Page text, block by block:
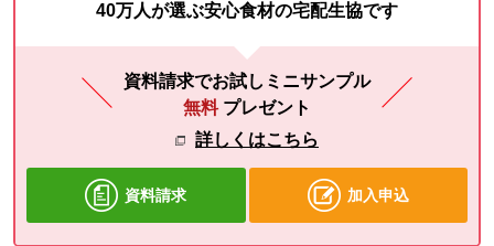
40万人が選ぶ安心食材の宅配生協です
資料請求でお試しミニサンプル
無料 プレゼント
詳しくはこちら
資料請求 加入申込